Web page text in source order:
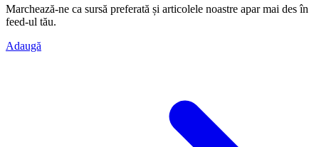
Marchează-ne ca sursă preferată și articolele noastre apar mai des în
feed-ul tău.
Adaugă